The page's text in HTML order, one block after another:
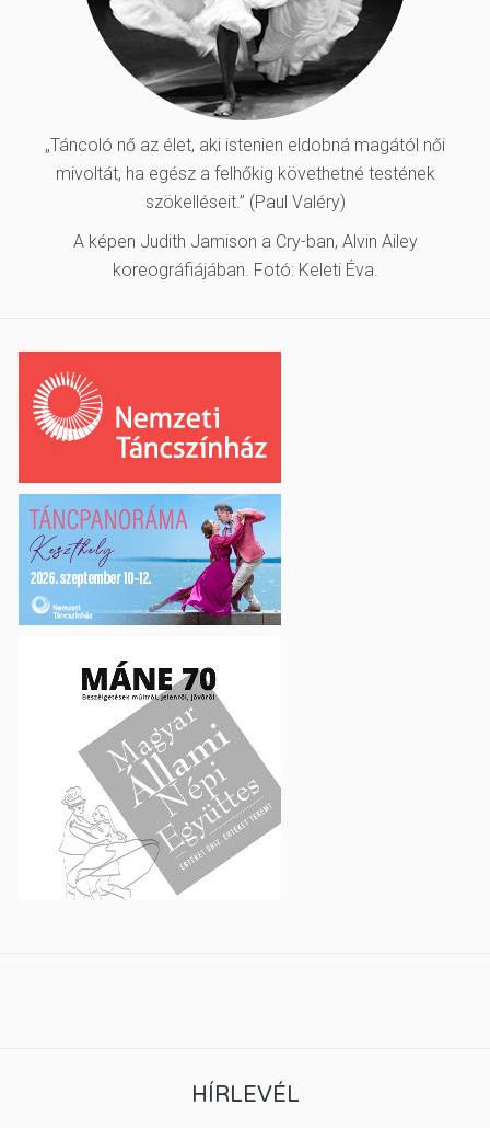
„Táncoló nő az élet, aki istenien eldobná magától női
mivoltát, ha egész a felhőkig követhetné testének
szökelléseit.” (Paul Valéry)
A képen Judith Jamison a Cry-ban, Alvin Ailey
koreográfiájában. Fotó: Keleti Éva.
HÍRLEVÉL